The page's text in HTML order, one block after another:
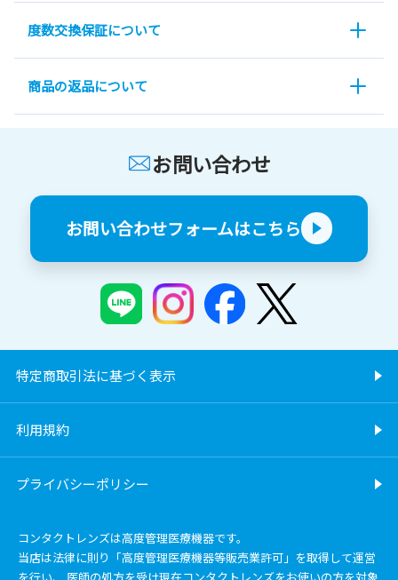
度数交換保証について
商品の返品について
お問い合わせ
お問い合わせフォームはこちら
特定商取引法に基づく表示
利用規約
プライバシーポリシー
コンタクトレンズは高度管理医療機器です。
当店は法律に則り「高度管理医療機器等販売業許可」を取得して運営